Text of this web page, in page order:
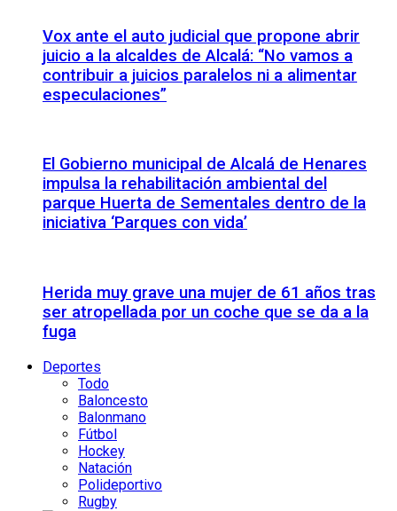
Vox ante el auto judicial que propone abrir
juicio a la alcaldes de Alcalá: “No vamos a
contribuir a juicios paralelos ni a alimentar
especulaciones”
El Gobierno municipal de Alcalá de Henares
impulsa la rehabilitación ambiental del
parque Huerta de Sementales dentro de la
iniciativa ‘Parques con vida’
Herida muy grave una mujer de 61 años tras
ser atropellada por un coche que se da a la
fuga
Deportes
Todo
Baloncesto
Balonmano
Fútbol
Hockey
Natación
Polideportivo
Rugby